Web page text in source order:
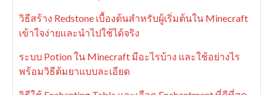
วิธีสร้าง Redstone เบื้องต้นสำหรับผู้เริ่มต้นใน Minecraft
เข้าใจง่ายและนำไปใช้ได้จริง
ระบบ Potion ใน Minecraft มีอะไรบ้าง และใช้อย่างไร
พร้อมวิธีต้มยาแบบละเอียด